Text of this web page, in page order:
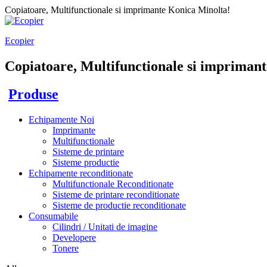
Copiatoare, Multifunctionale si imprimante Konica Minolta!
Ecopier
Copiatoare, Multifunctionale si
Produse
Echipamente Noi
Imprimante
Multifunctionale
Sisteme de printare
Sisteme productie
Echipamente reconditionate
Multifunctionale Reconditionate
Sisteme de printare reconditionate
Sisteme de productie reconditionate
Consumabile
Cilindri / Unitati de imagine
Developere
Tonere